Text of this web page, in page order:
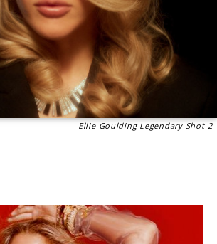
Ellie Goulding Legendary Shot 2